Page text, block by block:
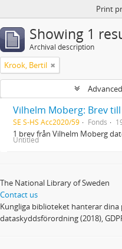
Print
Showing 1
Archival description
Krook, Bertil
Vilhelm Moberg: Brev
SE S-HS Acc2020/59 Fonds
1 brev från Vilhelm Moberg
Untitled
The National Library of Sweden
Contact us
Kungliga biblioteket hanterar
dataskyddsförordning (2018),